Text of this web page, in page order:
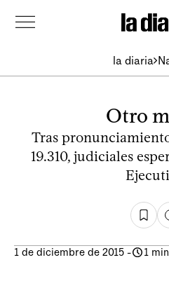
la diaria
Otro
Tras
19.310, judiciales
1 de diciembre de 2015 - 1